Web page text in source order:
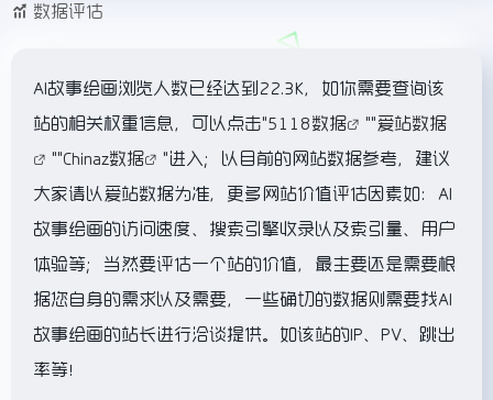
数据评估
AI故事绘画浏览人数已经达到22.3K，如你需要查询该
站的相关权重信息，可以点击"5118数据 ""爱站数据
""Chinaz数据
"进入；以目前的网站数据参考，建议
大家请以爱站数据为准，更多网站价值评估因素如：AI
故事绘画的访问速度、搜索引擎收录以及索引量、用户
体验等；当然要评估一个站的价值，最主要还是需要根
据您自身的需求以及需要，一些确切的数据则需要找AI
故事绘画的站长进行洽谈提供。如该站的IP、PV、跳出
率等！